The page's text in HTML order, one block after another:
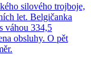
silového trojboje,
let. Belgičanka
váhou 334,5
obsluhy. O pět